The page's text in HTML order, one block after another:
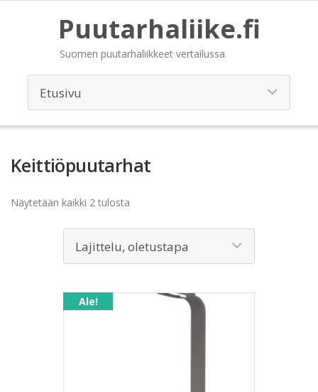
Puutarhaliike.fi
Suomen puutarhaliikkeet vertailussa
Keittiöpuutarhat
Näytetään kaikki 2 tulosta
Ale!